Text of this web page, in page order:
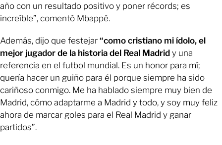
año con un resultado positivo y poner récords; es
increíble”, comentó Mbappé.
Además, dijo que festejar “como cristiano mi ídolo, el
mejor jugador de la historia del Real Madrid y una
referencia en el futbol mundial. Es un honor para mí;
quería hacer un guiño para él porque siempre ha sido
cariñoso conmigo. Me ha hablado siempre muy bien de
Madrid, cómo adaptarme a Madrid y todo, y soy muy feliz
ahora de marcar goles para el Real Madrid y ganar
partidos”.